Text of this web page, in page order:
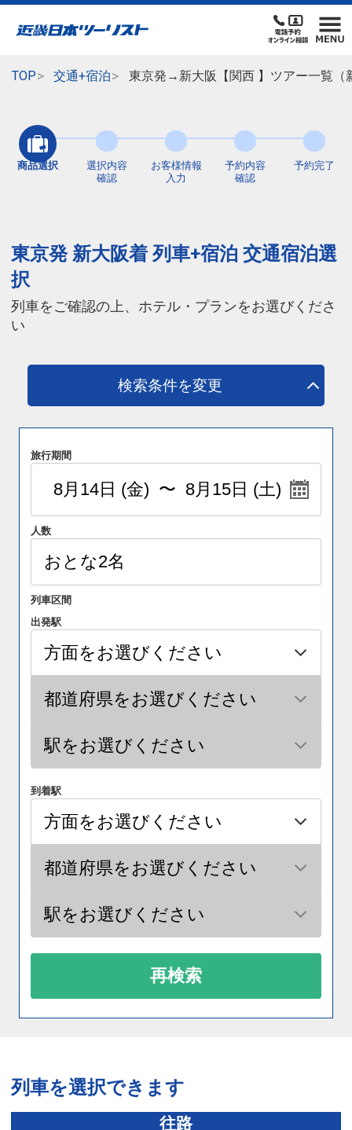
TOP 交通+宿泊 東京発→新大阪【関西 】ツアー一覧（
商品選択
選択内容
確認
お客様情報
入力
予約内容
確認
予約完了
東京発 新大阪着 列車+宿泊 交通宿泊選
択
列車をご確認の上、ホテル・プランをお選びくださ
い
検索条件を変更
旅行期間
人数
列車区間
出発駅
到着駅
再検索
列車を選択できます
往路